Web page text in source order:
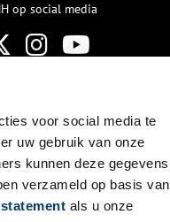
voor social media te
uw gebruik van onze
kunnen deze gegevens
verzameld op basis van
als u onze
op social media